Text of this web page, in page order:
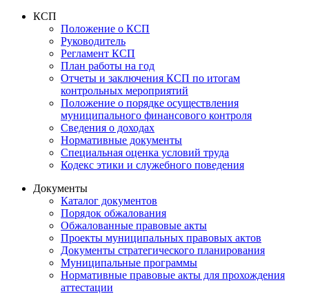
КСП
Положение о КСП
Руководитель
Регламент КСП
План работы на год
Отчеты и заключения КСП по итогам
контрольных мероприятий
Положение о порядке осуществления
муниципального финансового контроля
Сведения о доходах
Нормативные документы
Специальная оценка условий труда
Кодекс этики и служебного поведения
Документы
Каталог документов
Порядок обжалования
Обжалованные правовые акты
Проекты муниципальных правовых актов
Документы стратегического планирования
Муниципальные программы
Нормативные правовые акты для прохождения
аттестации